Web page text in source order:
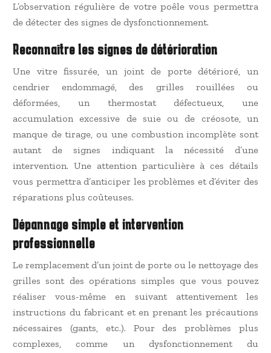
L’observation régulière de votre poêle vous permettra
de détecter des signes de dysfonctionnement.
Reconnaître les signes de détérioration
Une vitre fissurée, un joint de porte détérioré, un
cendrier endommagé, des grilles rouillées ou
déformées, un thermostat défectueux, une
accumulation excessive de suie ou de créosote, un
manque de tirage, ou une combustion incomplète sont
autant de signes indiquant la nécessité d’une
intervention. Une attention particulière à ces détails
vous permettra d’anticiper les problèmes et d’éviter des
réparations plus coûteuses.
Dépannage simple et intervention
professionnelle
Le remplacement d’un joint de porte ou le nettoyage des
grilles sont des opérations simples que vous pouvez
réaliser vous-même en suivant attentivement les
instructions du fabricant et en prenant les précautions
nécessaires (gants, etc.). Pour des problèmes plus
complexes, comme un dysfonctionnement du